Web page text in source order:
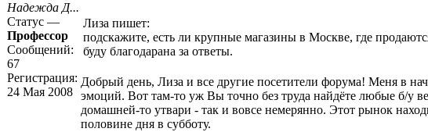
Надежда Д...
Статус —
Профессор
Сообщений:
67
Регистрация:
24 Мая 2008
Лиза пишет:
подскажите, есть ли крупные магазины в Москве, где
буду благодарана за ответы.
Добрый день, Лиза и все другие посетители форума! Меня в
эмоций. Вот там-то уж Вы точно без труда найдёте любые б/у
домашней-то утвари - так и вовсе немерянно. Этот рынок
половине дня в субботу.